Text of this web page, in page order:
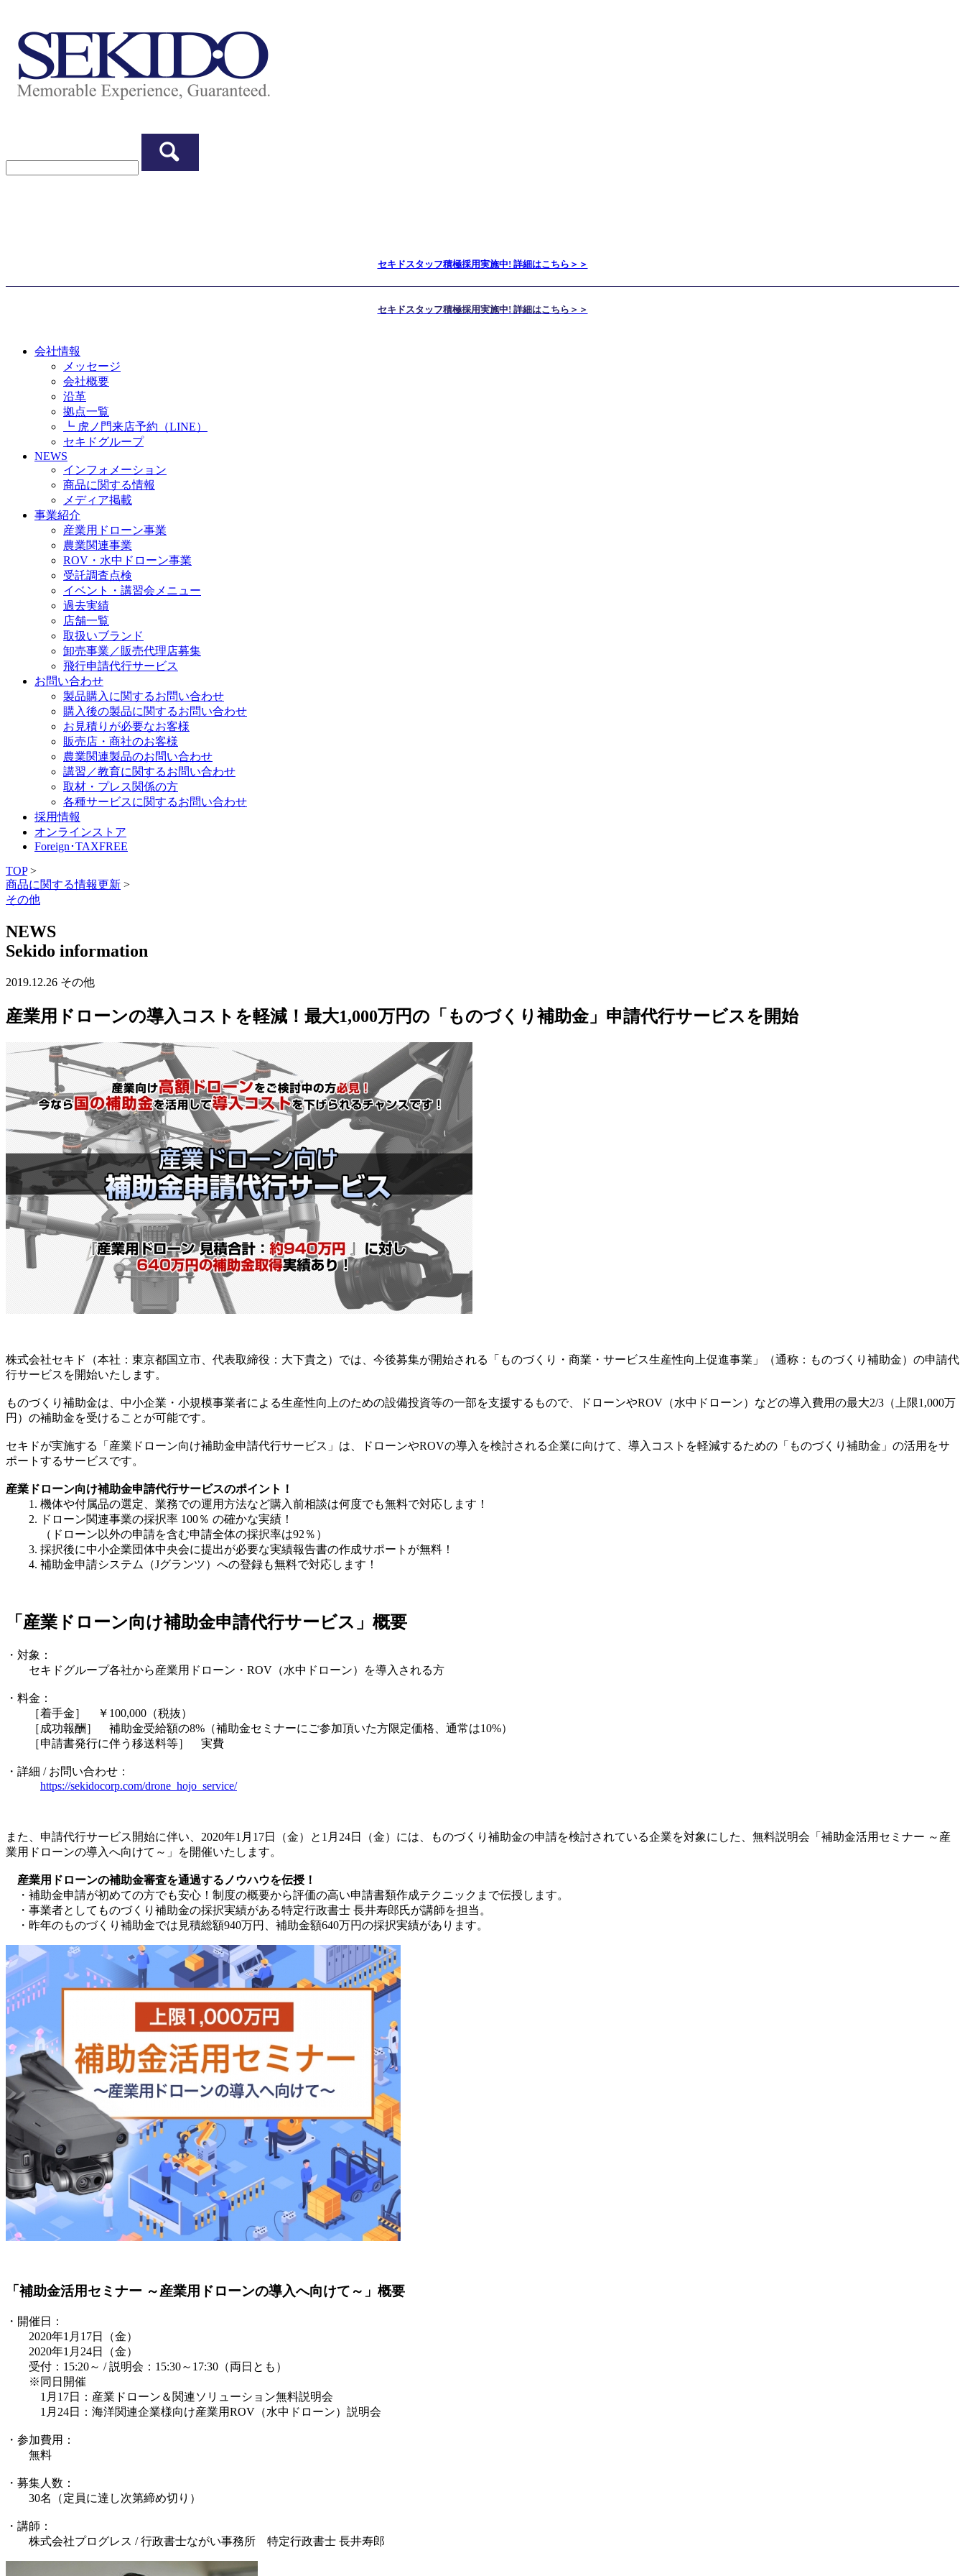
セキドスタッフ積極採用実施中! 詳細はこちら＞＞
セキドスタッフ積極採用実施中! 詳細はこちら＞＞
会社情報
メッセージ
会社概要
沿革
拠点一覧
┗ 虎ノ門来店予約（LINE）
セキドグループ
NEWS
インフォメーション
商品に関する情報
メディア掲載
事業紹介
産業用ドローン事業
農業関連事業
ROV・水中ドローン事業
受託調査点検
イベント・講習会メニュー
過去実績
店舗一覧
取扱いブランド
卸売事業／販売代理店募集
飛行申請代行サービス
お問い合わせ
製品購入に関するお問い合わせ
購入後の製品に関するお問い合わせ
お見積りが必要なお客様
販売店・商社のお客様
農業関連製品のお問い合わせ
講習／教育に関するお問い合わせ
取材・プレス関係の方
各種サービスに関するお問い合わせ
採用情報
オンラインストア
Foreign･TAXFREE
TOP>
商品に関する情報更新 >
その他
NEWS
Sekido information
2019.12.26 その他
産業用ドローンの導入コストを軽減！最大1,000万円の「ものづくり補助金」申請代行サービスを開始
株式会社セキド（本社：東京都国立市、代表取締役：大下貴之）では、今後募集が開始される「ものづくり・商業・サービス生産性向上促進事業」（通称：ものづくり補助金）の申請代
行サービスを開始いたします。
ものづくり補助金は、中小企業・小規模事業者による生産性向上のための設備投資等の一部を支援するもので、ドローンやROV（水中ドローン）などの導入費用の最大2/3（上限1,000万
円）の補助金を受けることが可能です。
セキドが実施する「産業ドローン向け補助金申請代行サービス」は、ドローンやROVの導入を検討される企業に向けて、導入コストを軽減するための「ものづくり補助金」の活用をサ
ポートするサービスです。
産業ドローン向け補助金申請代行サービスのポイント！
1. 機体や付属品の選定、業務での運用方法など購入前相談は何度でも無料で対応します！
2. ドローン関連事業の採択率 100％ の確かな実績！
（ドローン以外の申請を含む申請全体の採択率は92％）
3. 採択後に中小企業団体中央会に提出が必要な実績報告書の作成サポートが無料！
4. 補助金申請システム（Jグランツ）への登録も無料で対応します！
「産業ドローン向け補助金申請代行サービス」概要
・対象：
セキドグループ各社から産業用ドローン・ROV（水中ドローン）を導入される方
・料金：
［着手金］ ￥100,000（税抜）
［成功報酬］ 補助金受給額の8%（補助金セミナーにご参加頂いた方限定価格、通常は10%）
［申請書発行に伴う移送料等］ 実費
・詳細 / お問い合わせ：
https://sekidocorp.com/drone_hojo_service/
また、申請代行サービス開始に伴い、2020年1月17日（金）と1月24日（金）には、ものづくり補助金の申請を検討されている企業を対象にした、無料説明会「補助金活用セミナー ～産
業用ドローンの導入へ向けて～」を開催いたします。
産業用ドローンの補助金審査を通過するノウハウを伝授！
・補助金申請が初めての方でも安心！制度の概要から評価の高い申請書類作成テクニックまで伝授します。
・事業者としてものづくり補助金の採択実績がある特定行政書士 長井寿郎氏が講師を担当。
・昨年のものづくり補助金では見積総額940万円、補助金額640万円の採択実績があります。
「補助金活用セミナー ～産業用ドローンの導入へ向けて～」概要
・開催日：
2020年1月17日（金）
2020年1月24日（金）
受付：15:20～ / 説明会：15:30～17:30（両日とも）
※同日開催
1月17日：産業ドローン＆関連ソリューション無料説明会
1月24日：海洋関連企業様向け産業用ROV（水中ドローン）説明会
・参加費用：
無料
・募集人数：
30名（定員に達し次第締め切り）
・講師：
株式会社プログレス / 行政書士ながい事務所 特定行政書士 長井寿郎